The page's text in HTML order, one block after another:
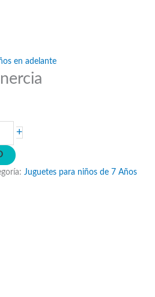
en adelante
+
Juguetes para niños de 7 Años